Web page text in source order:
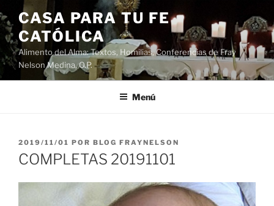
Saltar
al
contenido
CASA PARA TU FE
CATÓLICA
Alimento del Alma: Textos, Homilias, Conferencias de Fray
Nelson Medina, O.P.
Menú
PUBLICADO
EL
2019/11/01 POR BLOG FRAYNELSON
COMPLETAS 20191101